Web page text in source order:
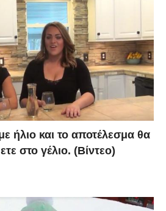
ήλιο και το αποτέλεσμα θα
στο γέλιο. (Βίντεο)